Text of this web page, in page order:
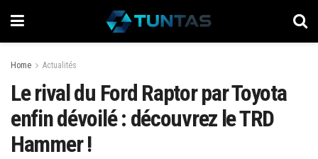
Home Actualités
Le rival du Ford Raptor par Toyota
enfin dévoilé : découvrez le TRD
Hammer !